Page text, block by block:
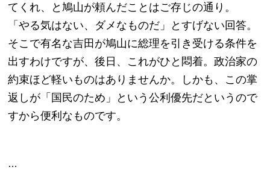
てくれ、と鳩山が頼んだことはご存じの通り。
「やる気はない、ダメなものだ」とすげない回答。
そこで有名な吉田が鳩山に総理を引き受ける条件を
出すわけですが、後日、これがひと悶着。政治家の
約束ほど軽いものはありませんか。しかも、この掌
返しが「国民のため」という公利優先だというので
すから便利なものです。
…